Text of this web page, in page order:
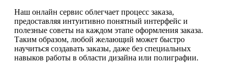
Наш онлайн сервис облегчает процесс заказа,
предоставляя интуитивно понятный интерфейс и
полезные советы на каждом этапе оформления заказа.
Таким образом, любой желающий может быстро
научиться создавать заказы, даже без специальных
навыков работы в области дизайна или полиграфии.